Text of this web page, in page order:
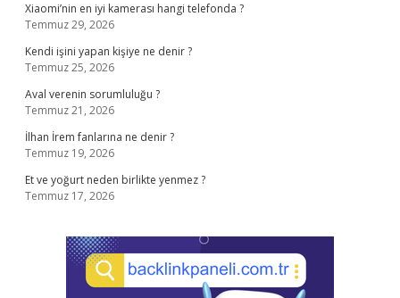
Xiaomi’nin en iyi kamerası hangi telefonda ?
Temmuz 29, 2026
Kendi işini yapan kişiye ne denir ?
Temmuz 25, 2026
Aval verenin sorumluluğu ?
Temmuz 21, 2026
İlhan İrem fanlarına ne denir ?
Temmuz 19, 2026
Et ve yoğurt neden birlikte yenmez ?
Temmuz 17, 2026